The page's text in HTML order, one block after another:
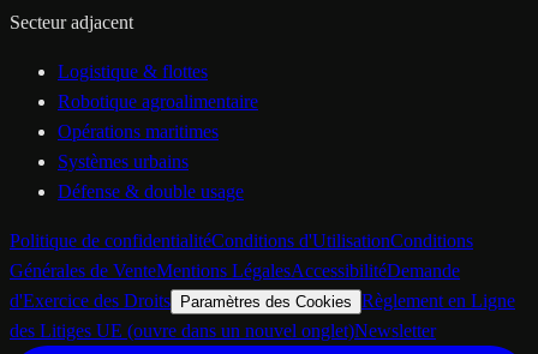
Secteur adjacent
Logistique & flottes
Robotique agroalimentaire
Opérations maritimes
Systèmes urbains
Défense & double usage
Politique de confidentialitéConditions d'UtilisationConditions
Générales de VenteMentions LégalesAccessibilitéDemande
d'Exercice des Droits
Paramètres des Cookies Règlement en Ligne
des Litiges UE (ouvre dans un nouvel onglet)Newsletter